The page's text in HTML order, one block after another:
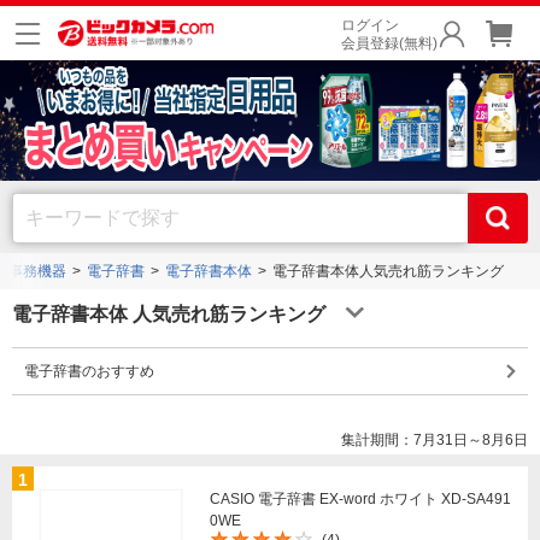
ログイン
会員登録(無料)
事務機器 電子辞書 電子辞書本体 電子辞書本体人気売れ筋ランキング
電子辞書本体 人気売れ筋ランキング
電子辞書のおすすめ
集計期間：7月31日～8月6日
1
CASIO 電子辞書 EX-word ホワイト XD-SA491
0WE